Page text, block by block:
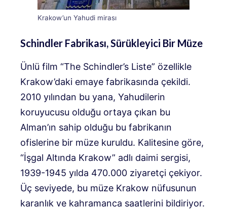
Krakow’un Yahudi mirası
Schindler Fabrikası, Sürükleyici Bir Müze
Ünlü film “The Schindler’s Liste” özellikle
Krakow’daki emaye fabrikasında çekildi.
2010 yılından bu yana, Yahudilerin
koruyucusu olduğu ortaya çıkan bu
Alman’ın sahip olduğu bu fabrikanın
ofislerine bir müze kuruldu. Kalitesine göre,
“İşgal Altında Krakow” adlı daimi sergisi,
1939-1945 yılda 470.000 ziyaretçi çekiyor.
Üç seviyede, bu müze Krakow nüfusunun
karanlık ve kahramanca saatlerini bildiriyor.